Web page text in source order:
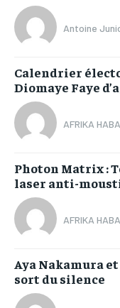
Antoine
Calendrier
Diomaye Faye
AFRIKA
Photon Matrix :
laser anti-
AFRIKA
Aya Nakamura
sort du silence